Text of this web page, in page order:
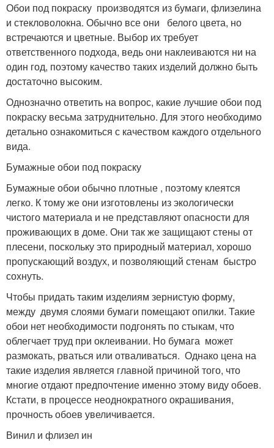
Обои под покраску производятся из бумаги, флизелина
и стекловолокна. Обычно все они белого цвета, но
встречаются и цветные. Выбор их требует
ответственного подхода, ведь они наклеиваются ни на
один год, поэтому качество таких изделий должно быть
достаточно высоким.
Однозначно ответить на вопрос, какие лучшие обои под
покраску весьма затруднительно. Для этого необходимо
детально ознакомиться с качеством каждого отдельного
вида.
Бумажные обои под покраску
Бумажные обои обычно плотные , поэтому клеятся
легко. К тому же они изготовлены из экологически
чистого материала и не представляют опасности для
проживающих в доме. Они так же защищают стены от
плесени, поскольку это природный материал, хорошо
пропускающий воздух, и позволяющий стенам быстро
сохнуть.
Чтобы придать таким изделиям зернистую форму,
между двумя слоями бумаги помещают опилки. Такие
обои нет необходимости подгонять по стыкам, что
облегчает труд при оклеивании. Но бумага может
размокать, рваться или отваливаться. Однако цена на
такие изделия является главной причиной того, что
многие отдают предпочтение именно этому виду обоев.
Кстати, в процессе неоднократного окрашивания,
прочность обоев увеличивается.
Винил и флизел ин